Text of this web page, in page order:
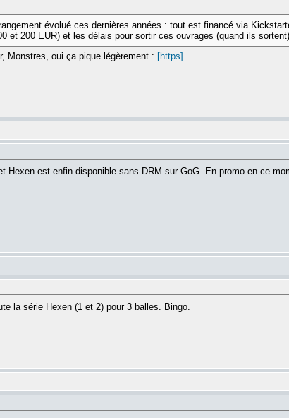
évolué ces dernières années : tout est financé via
et 200 EUR) et les délais pour sortir ces ouvrages (quand ils
Monstres, oui ça pique légèrement : [https]
Hexen est enfin disponible sans DRM sur GoG. En promo en ce
la série Hexen (1 et 2) pour 3 balles. Bingo.